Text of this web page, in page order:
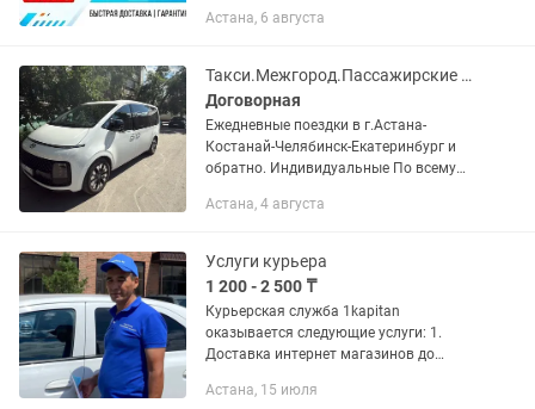
что присмотрели, а я занимаюсь всем
Астана, 6 августа
Такси.Межгород.Пассажирские перевозки.Перевозка лежачих. Трансферы
Договорная
Ежедневные поездки в г.Астана-
Костанай-Челябинск-Екатеринбург и
обратно. Индивидуальные По всему
Екатеринбург Москва Сосновый Бор.
Астана, 4 августа
Услуги курьера
1 200 - 2 500 ₸
Курьерская служба 1kapitan
оказывается следующие услуги: 1.
Доставка интернет магазинов до
почтовую службу или аэропорт/жд
Астана, 15 июля